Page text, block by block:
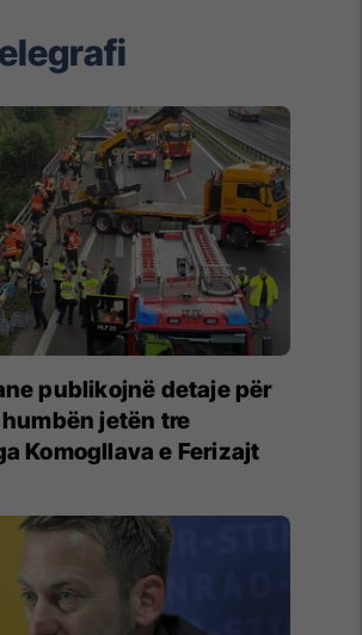
publikojnë detaje për
jetën tre
Komogllava e Ferizajt